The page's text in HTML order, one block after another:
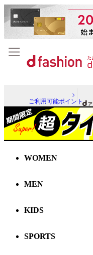
ご利用可能ポイント
WOMEN
MEN
KIDS
SPORTS